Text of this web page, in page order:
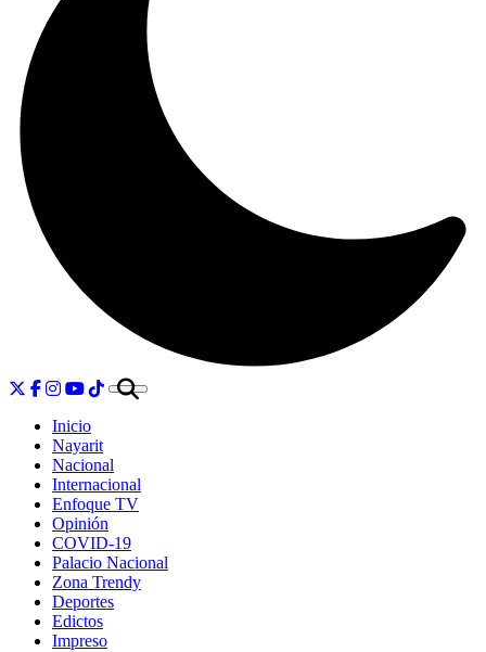
Inicio
Nayarit
Nacional
Internacional
Enfoque TV
Opinión
COVID-19
Palacio Nacional
Zona Trendy
Deportes
Edictos
Impreso